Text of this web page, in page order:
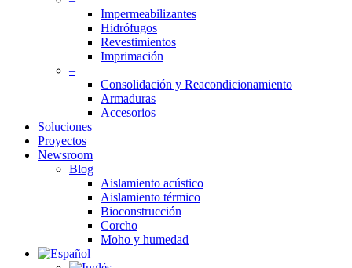
Impermeabilizantes
Hidrófugos
Revestimientos
Imprimación
–
Consolidación y Reacondicionamiento
Armaduras
Accesorios
Soluciones
Proyectos
Newsroom
Blog
Aislamiento acústico
Aislamiento térmico
Bioconstrucción
Corcho
Moho y humedad